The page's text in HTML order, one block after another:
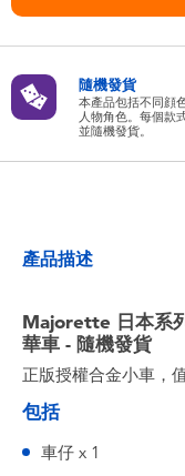
人氣角色
生活精品
隨機發貨
本產品包括不同顔
人物角色。每個款
並隨機發貨。
產品描述
Majorette 日本系
華車 - 隨機發貨
正版授權合金小車，
包括
車仔 x 1